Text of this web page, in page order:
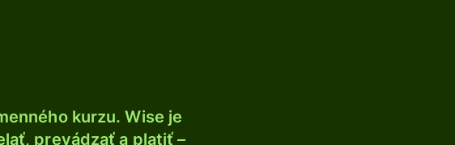
kurzu. Wise je
prevádzať a platiť –